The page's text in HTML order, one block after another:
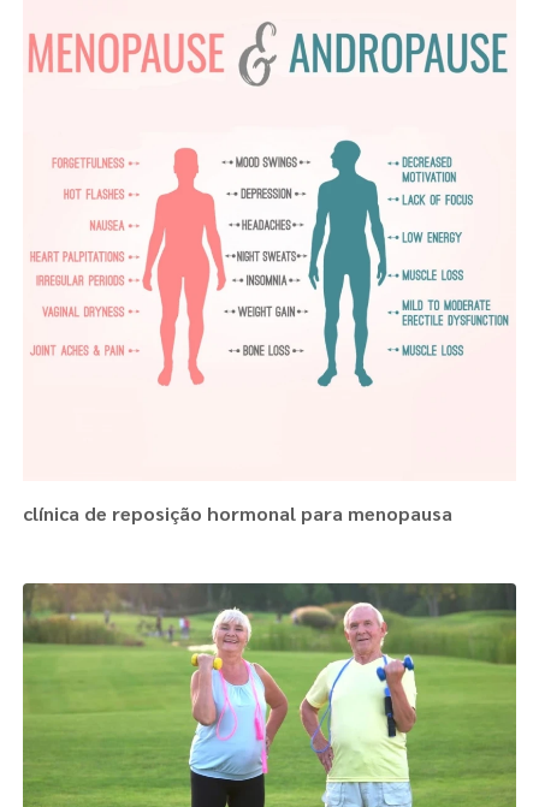
clínica de reposição hormonal para menopausa